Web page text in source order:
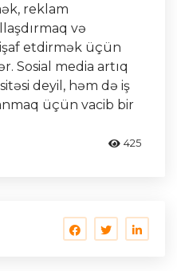
reklam
və
etdirmək üçün
Sosial media artıq
deyil, həm də iş
üçün vacib bir
425